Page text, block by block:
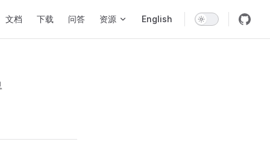
文档 下载 问答 资源 English